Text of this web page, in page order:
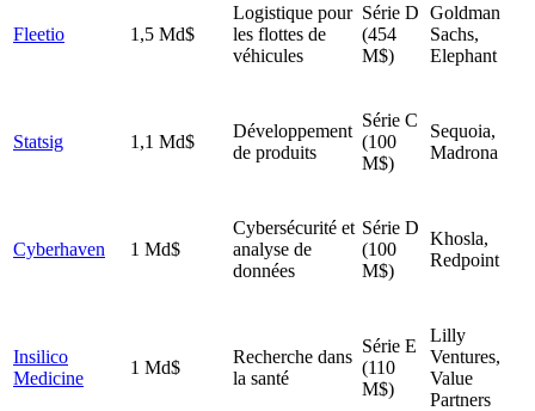
Fleetio 1,5 Md$
Logistique pour
les flottes de
véhicules
Série D
(454
M$)
Goldman
Sachs,
Elephant
Statsig 1,1 Md$
Développement
de produits
Série C
(100
M$)
Sequoia,
Madrona
Cyberhaven 1 Md$
Cybersécurité et
analyse de
données
Série D
(100
M$)
Khosla,
Redpoint
Insilico
Medicine
1 Md$
Recherche dans
la santé
Série E
(110
M$)
Lilly
Ventures,
Value
Partners